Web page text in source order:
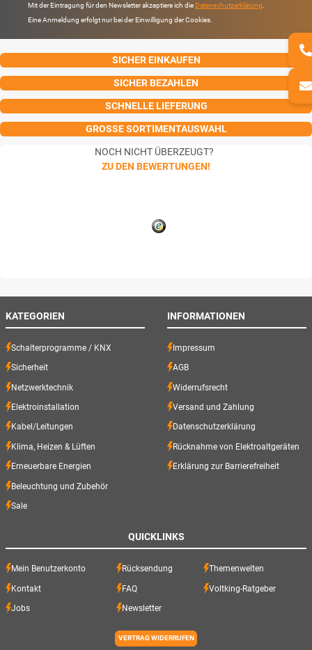
Mit der Eintragung für den Newsletter akzeptiere ich die Datenschutzerklärung
Eine Anmeldung erfolgt nur bei der Einwilligung der Cookies.
SICHER EINKAUFEN
SICHER BEZAHLEN
SCHNELLE LIEFERUNG
GROSSE SORTIMENTAUSWAHL
NOCH NICHT ÜBERZEUGT?
ZU DEN BEWERTUNGEN!
KATEGORIEN
Schalterprogramme / KNX
Sicherheit
Netzwerktechnik
Elektroinstallation
Kabel/Leitungen
Klima, Heizen & Lüften
Erneuerbare Energien
Beleuchtung und Zubehör
Sale
INFORMATIONEN
Impressum
AGB
Widerrufsrecht
Versand und Zahlung
Datenschutzerklärung
Rücknahme von Elektroaltgeräten
Erklärung zur Barrierefreiheit
QUICKLINKS
Mein Benutzerkonto Rücksendung Themenwelten
Kontakt FAQ Voltking-Ratgeber
Jobs Newsletter
VERTRAG WIDERRUFEN